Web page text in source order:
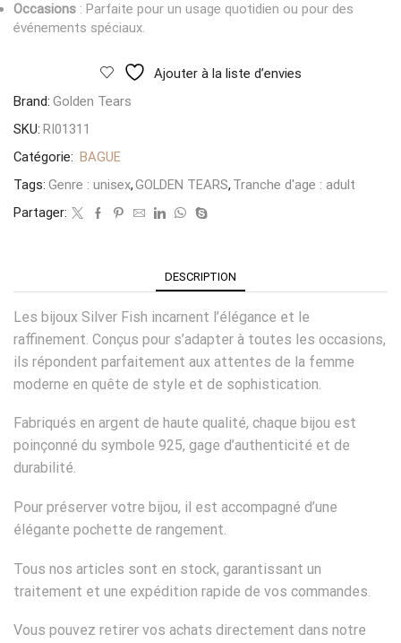
Occasions : Parfaite pour un usage quotidien ou pour des
événements spéciaux.
Ajouter à la liste d’envies
Brand: Golden Tears
SKU: RI01311
Catégorie: BAGUE
Tags: Genre : unisex,GOLDEN TEARS, Tranche d'age : adult
Partager:
DESCRIPTION
Les bijoux Silver Fish incarnent l’élégance et le
raffinement. Conçus pour s’adapter à toutes les occasions,
ils répondent parfaitement aux attentes de la femme
moderne en quête de style et de sophistication.
Fabriqués en argent de haute qualité, chaque bijou est
poinçonné du symbole 925, gage d’authenticité et de
durabilité.
Pour préserver votre bijou, il est accompagné d’une
élégante pochette de rangement.
Tous nos articles sont en stock, garantissant un
traitement et une expédition rapide de vos commandes.
Vous pouvez retirer vos achats directement dans notre